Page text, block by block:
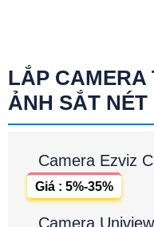
LẮP CAMERA
ẢNH SẮT NÉT
Camera Ezviz
Giá : 5%-35%
Camera